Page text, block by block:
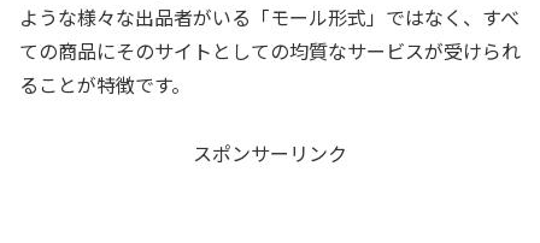
ような様々な出品者がいる「モール形式」ではなく、すべ
ての商品にそのサイトとしての均質なサービスが受けられ
ることが特徴です。
スポンサーリンク